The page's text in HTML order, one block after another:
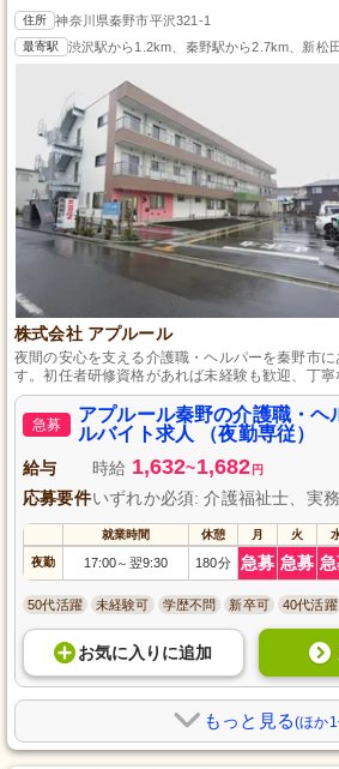
住所 神奈川県秦野市平沢321-1
最寄駅 渋沢駅から1.2km、秦野駅から2.7km、新松
株式会社 アプルール
夜間の安心を支える介護職・ヘルパーを秦野市
す。初任者研修資格があれば未経験も歓迎、丁
一人前に成長できます。昇給昇格制度もあり、
す。
急募
アプルール秦野の介護職・ヘ
ルバイト求人 （夜勤専従）
給与 時給 1,632~1,682 円
応募要件いずれか必須: 介護福祉士、実
就業時間 休憩 月 火
夜勤 17:00～ 翌9:30 180分 急募 急募
50代活躍 未経験可 学歴不問 新卒可 40代活躍
お気に入り に追加
もっと見る(ほか